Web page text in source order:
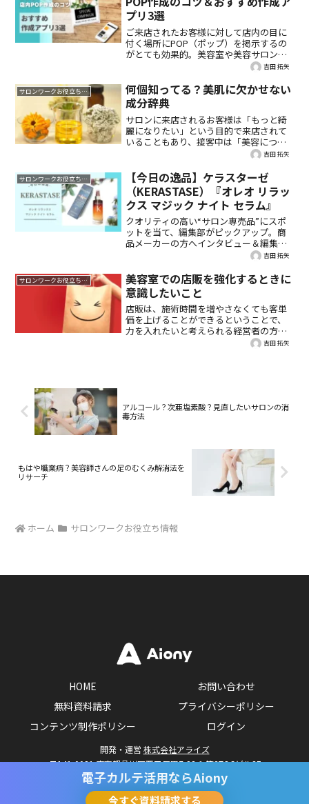
検討の参考にしてみてください。
プリ3選
ご来店されたお客様に対して店内の目に
付く場所にPOP（ポップ）を掲示するの
がとても効果的。美容室や美容サロンで
展開するイチ押しメニューや季節によっ
適です。今回は、魅力的なポップの作り
方をご紹介します。
吉田 拓矢
サロンワークお役立ち情報
何個知ってる？美肌に欠かせない
成分辞典
サロンに来店されるお客様は「もっと綺
麗になりたい」という目的で来店されて
いることもあり、接客中は「美容につい
ての話」を自然とされていることも多い
美肌をつくるのに欠かせない成分をピッ
クアップ。具体的にどんな効果を与える
のかをまとめました！
吉田 拓矢
サロンワークお役立ち情報
【今日の逸品】ケラスターゼ
（KERASTASE）『オレオ リラッ
クス マジック ナイト セラム』
クオリティの高い“サロン専売品”にスポ
ットを当て、編集部がピックアップ。商
品メーカーの方へインタビュー＆編集部
のお試しレビュー付きで、詳しくご紹
（KERASTASE）『オレオ リラックス マジ
ック ナイト セラム』です。
吉田 拓矢
サロンワークお役立ち情報
美容室での店販を強化するときに
意識したいこと
店販は、施術時間を増やさなくても客単
価を上げることができるということで、
力を入れたいと考えられる経営者の方は
多いと思います。しかし、多くのスタッ
吉田 拓矢
アルコール？次亜塩素酸？見直したいサロンの消
毒方法
もはや職業病？美容師さんの足のむくみ解消法を
リサーチ
ホーム サロンワークお役立ち情報
電子カルテ活用ならAiony
今すぐ資料請求する
HOME
お問い合わせ
無料資料請求
プライバシーポリシー
コンテンツ制作ポリシー
ログイン
開発・運営 株式会社アライズ
〒141-0031 東京都品川区西五反田7-23-1 第3TOCビル8F
Copyright © Arise Inc.